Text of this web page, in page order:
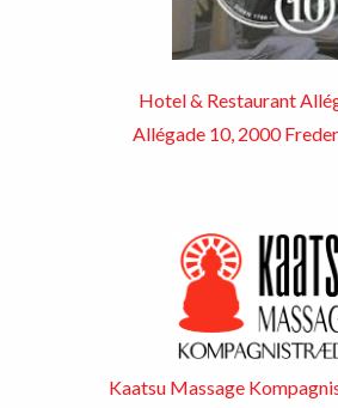
Hotel & Restaurant
Allégade 10, 2000
Kaatsu Massage